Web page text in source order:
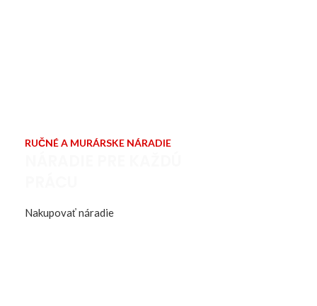
RUČNÉ A MURÁRSKE NÁRADIE
Nakupovať náradie